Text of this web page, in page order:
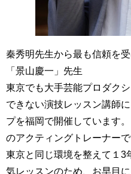
秦秀明先生から最も信頼を
「景山慶一 」先生
東京でも大手芸能プロダク
できない演技レッスン講師
プを福岡で開催しています
のアクティングトレーナーで
東京と同じ環境を整えて １3
気レッスンのため、お早目に